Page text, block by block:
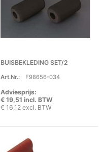
BUISBEKLEDING SET/2
Art.Nr.: F98656-034
Adviesprijs:
€ 19,51 incl. BTW
€ 16,12 excl. BTW